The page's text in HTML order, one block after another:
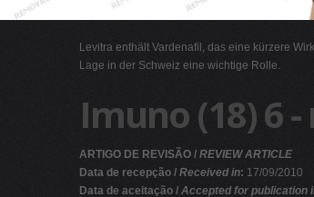
Levitra enthält Vardenafil, das eine kürzere
Lage in der Schweiz eine wichtige Rolle.
Imuno (18) 6
ARTIGO DE REVISÃO / REVIEW ARTICLE
Data de recepção / Received in: 17/09/2010
Data de aceitação / Accepted for publication